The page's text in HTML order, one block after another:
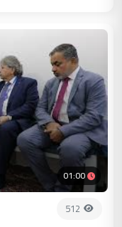
01:00
512